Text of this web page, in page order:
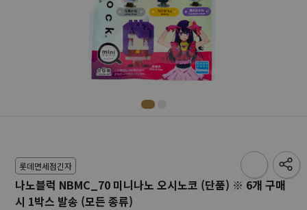
롯데면세점긴자
나노블럭 NBMC_70 미니나노 오시노코 (단품) ※ 6개 구매
시 1박스 발송 (모든 종류)